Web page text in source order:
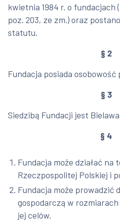
kwietnia 1984 r. o fundacjach
poz. 203, ze zm.) oraz
statutu.
§ 2
Fundacja posiada osobowość
§ 3
Siedzibą Fundacji jest
§ 4
Fundacja może działać na
Rzeczpospolitej Polskiej i
Fundacja może prowadzić
gospodarczą w
jej celów.